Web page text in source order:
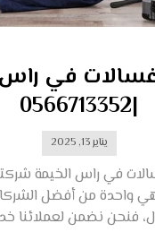
في راس
|0566713352
يناير 13, 2025
في راس الخيمة
واحدة من أفضل
فنحن نضمن لعملائنا